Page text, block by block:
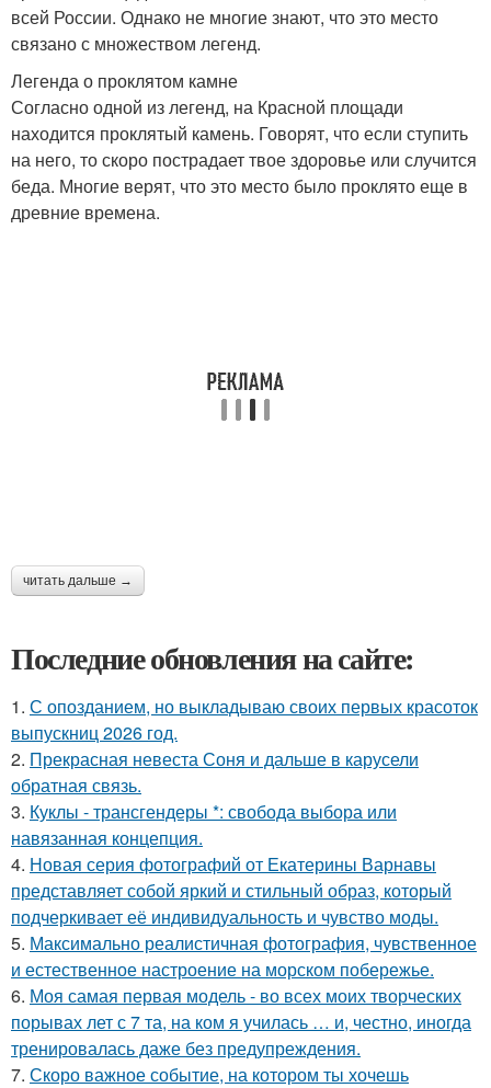
всей России. Однако не многие знают, что это место
связано с множеством легенд.
Легенда о проклятом камне
Согласно одной из легенд, на Красной площади
находится проклятый камень. Говорят, что если ступить
на него, то скоро пострадает твое здоровье или случится
беда. Многие верят, что это место было проклято еще в
древние времена.
читать дальше →
Последние обновления на сайте:
1. С опозданием, но выкладываю своих первых красоток
выпускниц 2026 год.
2. Прекрасная невеста Соня и дальше в карусели
обратная связь.
3. Куклы - трансгендеры *: свобода выбора или
навязанная концепция.
4. Новая серия фотографий от Екатерины Варнавы
представляет собой яркий и стильный образ, который
подчеркивает её индивидуальность и чувство моды.
5. Максимально реалистичная фотография, чувственное
и естественное настроение на морском побережье.
6. Моя самая первая модель - во всех моих творческих
порывах лет с 7 та, на ком я училась … и, честно, иногда
тренировалась даже без предупреждения.
7. Скоро важное событие, на котором ты хочешь